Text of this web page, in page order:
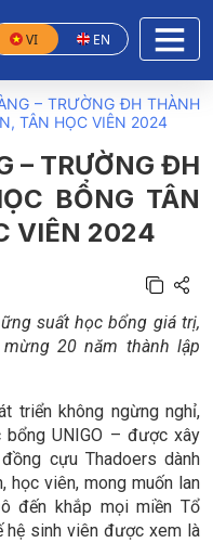
VI EN
– TRƯỜNG ĐH THÀNH
TÂN HỌC VIÊN 2024
– TRƯỜNG ĐH
BỔNG TÂN
VIÊN 2024
suất học bổng giá trị,
20 năm thành lập
triển không ngừng nghỉ,
UNIGO – được xây
cựu Thadoers dành
học viên, mong muốn lan
đến khắp mọi miền Tổ
hệ sinh viên được xem là